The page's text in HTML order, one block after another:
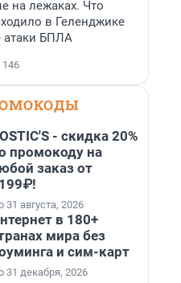
на лежаках. Что
в Геленджике
атаки БПЛА
146
- скидка 20%
промокоду на
заказ от
31 августа, 2026
в 180+
мира без
и сим-карт
31 декабря, 2026